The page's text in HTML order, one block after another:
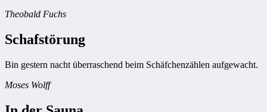
Theobald Fuchs
Schafstörung
Bin gestern nacht überraschend beim Schäfchenzählen aufgewacht.
Moses Wolff